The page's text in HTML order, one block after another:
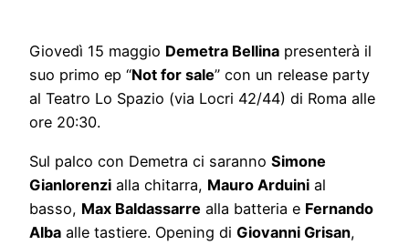
Giovedì 15 maggio Demetra Bellina presenterà il
suo primo ep “Not for sale” con un release party
al Teatro Lo Spazio (via Locri 42/44) di Roma alle
ore 20:30.
Sul palco con Demetra ci saranno Simone
Gianlorenzi alla chitarra, Mauro Arduini al
basso, Max Baldassarre alla batteria e Fernando
Alba alle tastiere. Opening di Giovanni Grisan,